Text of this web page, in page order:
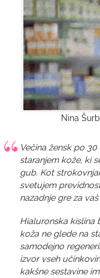
Nina
Večina žensk po
staranjem kože, ki
gub. Kot
svetujem
nazadnje gre za
Hialuronska kislina
koža ne glede na
samodejno
izvor vseh
kakšne sestavine